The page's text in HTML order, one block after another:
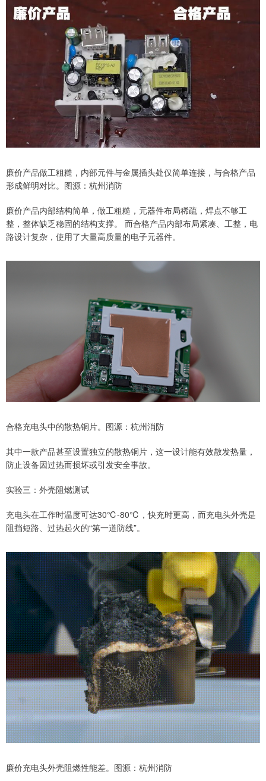
廉价产品做工粗糙，内部元件与金属插头处仅简单连接，与合格产品
形成鲜明对比。图源：杭州消防
廉价产品内部结构简单，做工粗糙，元器件布局稀疏，焊点不够工
整，整体缺乏稳固的结构支撑。 而合格产品内部布局紧凑、工整，电
路设计复杂，使用了大量高质量的电子元器件。
合格充电头中的散热铜片。图源：杭州消防
其中一款产品甚至设置独立的散热铜片，这一设计能有效散发热量，
防止设备因过热而损坏或引发安全事故。
实验三：外壳阻燃测试
充电头在工作时温度可达30℃-80℃，快充时更高，而充电头外壳是
阻挡短路、过热起火的“第一道防线”。
廉价充电头外壳阻燃性能差。图源：杭州消防
上证综指 3940.04 +39.68